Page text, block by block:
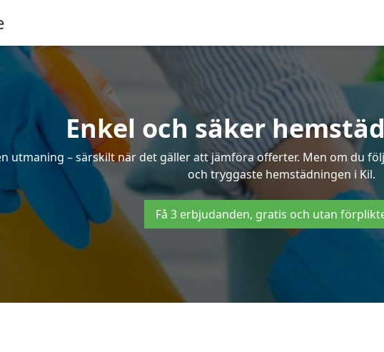
Enkel och säker
utmaning – särskilt när det gäller att jämföra offerter. Men om du
och tryggaste hemstädningen i Kil.
Få 3 erbjudanden, gratis och utan